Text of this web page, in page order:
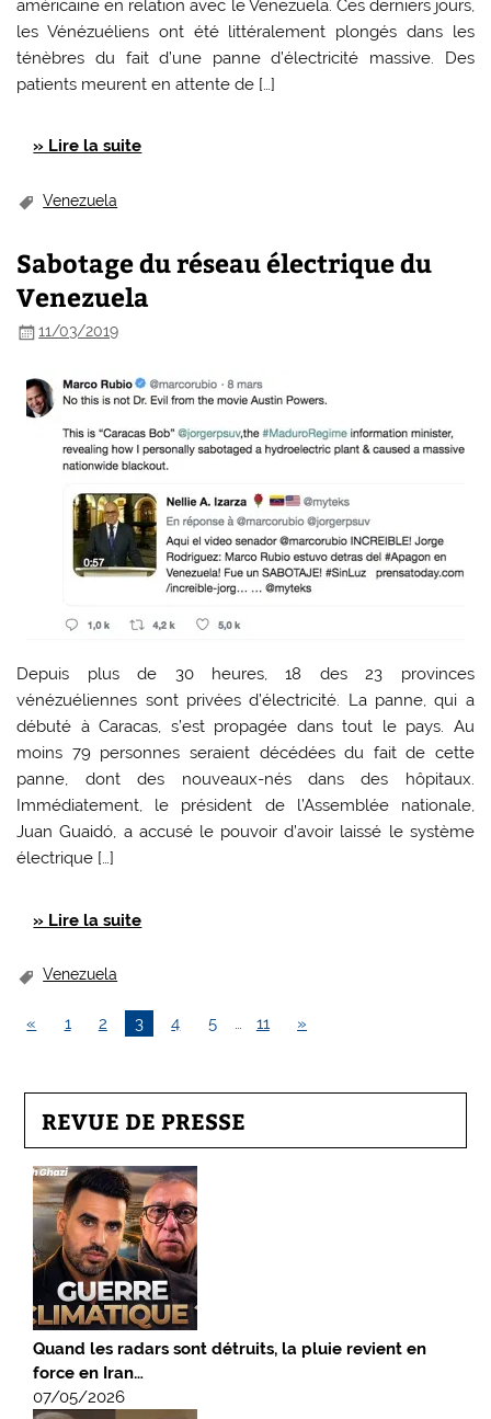
américaine en relation avec le Venezuela. Ces derniers jours,
les Vénézuéliens ont été littéralement plongés dans les
ténèbres du fait d’une panne d’électricité massive. Des
patients meurent en attente de […]
» Lire la suite
Venezuela
Sabotage du réseau électrique du
Venezuela
11/03/2019
Depuis plus de 30 heures, 18 des 23 provinces
vénézuéliennes sont privées d’électricité. La panne, qui a
débuté à Caracas, s’est propagée dans tout le pays. Au
moins 79 personnes seraient décédées du fait de cette
panne, dont des nouveaux-nés dans des hôpitaux.
Immédiatement, le président de l’Assemblée nationale,
Juan Guaidó, a accusé le pouvoir d’avoir laissé le système
électrique […]
» Lire la suite
Venezuela
« 1 2 3 4 5 11 »
REVUE DE PRESSE
Quand les radars sont détruits, la pluie revient en
force en Iran…
07/05/2026